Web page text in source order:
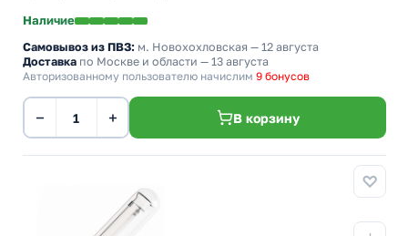
Наличие
Самовывоз из ПВЗ: м. Новохохловская — 12 августа
Доставка по Москве и области — 13 августа
Авторизованному пользователю начислим 9 бонусов
− + В корзину